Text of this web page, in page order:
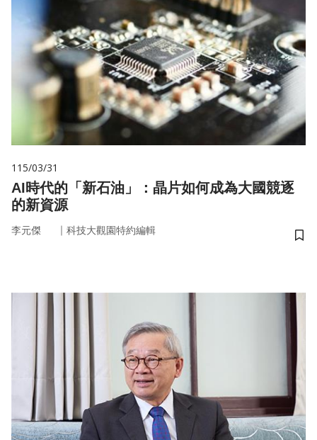
115/03/31
AI時代的「新石油」：晶片如何成為大國競逐
的新資源
李元傑 ｜ 科技大觀園特約編輯
儲